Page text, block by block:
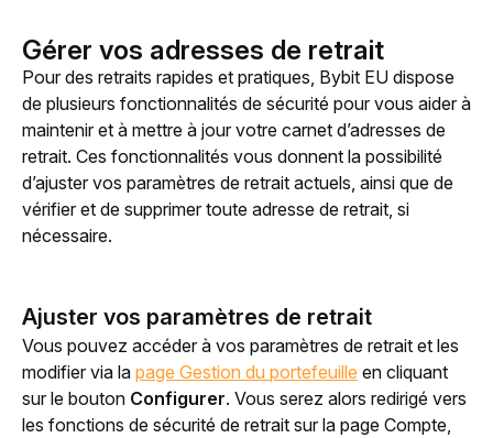
Gérer vos adresses de retrait
Pour des retraits rapides et pratiques, Bybit EU dispose
de plusieurs fonctionnalités de sécurité pour vous aider à
maintenir et à mettre à jour votre carnet d’adresses de
retrait. Ces fonctionnalités vous donnent la possibilité
d’ajuster vos paramètres de retrait actuels, ainsi que de
vérifier et de supprimer toute adresse de retrait, si
nécessaire.
Ajuster vos paramètres de retrait
Vous pouvez accéder à vos paramètres de retrait et les
modifier via la page Gestion du portefeuille en cliquant
sur le bouton Configurer. Vous serez alors redirigé vers
les fonctions de sécurité de retrait sur la page Compte,